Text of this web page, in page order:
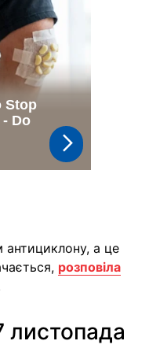
антициклону, а це
розповіла
листопада